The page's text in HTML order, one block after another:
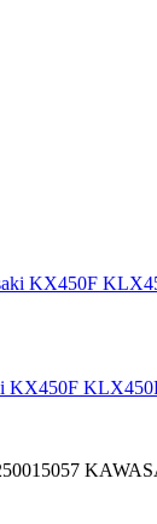
KX450F